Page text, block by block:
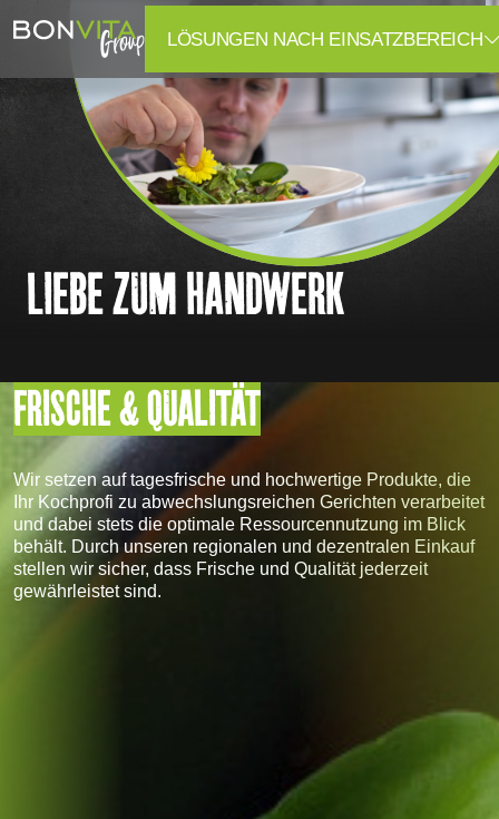
LÖSUNGEN NACH EINSATZBEREICH
LIEBE ZUM HANDWERK
FRISCHE & QUALITÄT
Wir setzen auf tagesfrische und hochwertige Produkte, die
Ihr Kochprofi zu abwechslungsreichen Gerichten verarbeitet
und dabei stets die optimale Ressourcennutzung im Blick
behält. Durch unseren regionalen und dezentralen Einkauf
stellen wir sicher, dass Frische und Qualität jederzeit
gewährleistet sind.